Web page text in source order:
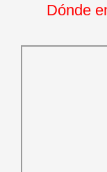
Dónde